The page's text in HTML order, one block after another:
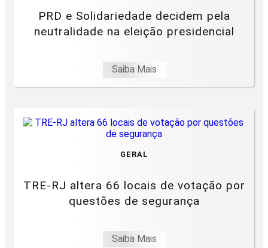
PRD e Solidariedade decidem pela
neutralidade na eleição presidencial
Saiba Mais
GERAL
TRE-RJ altera 66 locais de votação por
questões de segurança
Saiba Mais